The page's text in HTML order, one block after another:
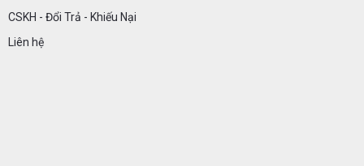
CSKH - Đổi Trả - Khiếu Nại
Liên hệ